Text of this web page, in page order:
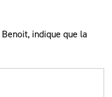
indique que la